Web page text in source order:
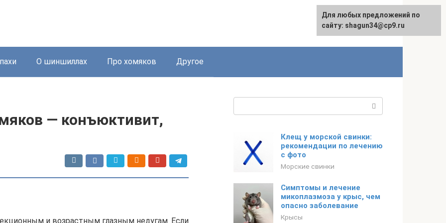
О шиншиллах Про хомяков Другое
— конъюктивит,
и возрастным глазным недугам. Если
Клещ у морской свинки:
рекомендации по лечению
с фото
Морские свинки
Симптомы и лечение
микоплазмоза у крыс, чем
опасно заболевание
Крысы
Для любых предложений по
сайту: shagun34@cp9.ru